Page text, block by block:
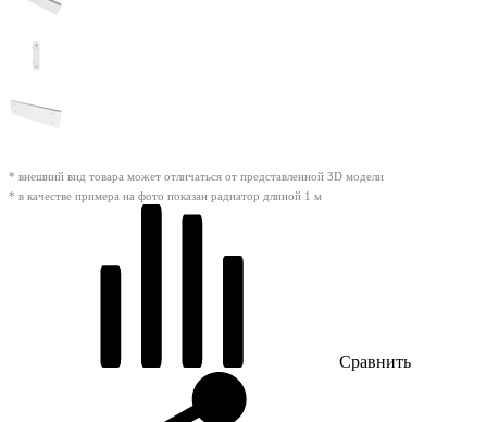
* внешний вид товара может отличаться от представленной 3D модели
* в качестве примера на фото показан радиатор длиной 1 м
Сравнить